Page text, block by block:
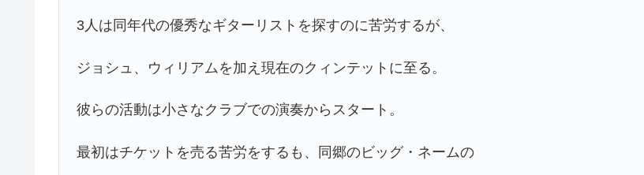
3人は同年代の優秀なギターリストを探すのに苦労するが、
ジョシュ、ウィリアムを加え現在のクィンテットに至る。
彼らの活動は小さなクラブでの演奏からスタート。
最初はチケットを売る苦労をするも、同郷のビッグ・ネームの